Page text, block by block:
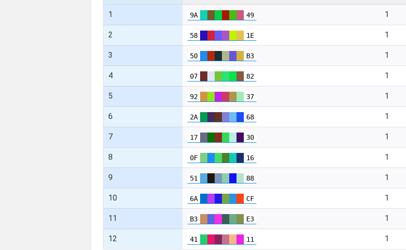
1 9A 49 1
2 58 1E 1
3 50 B3 1
4 07 82 1
5 92 37 1
6 2A 68 1
7 17 30 1
8 0F 16 1
9 51 88 1
10 6A CF 1
11 B3 E3 1
12 41 11 1